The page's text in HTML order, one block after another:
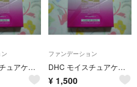
DHC モイスチュアケア クリアパウダリーファンデーション イエローオークル01
ファンデーション
DHC モイスチュアケア クリアパウダリーファンデーション イエローオークル01
¥ 1,500